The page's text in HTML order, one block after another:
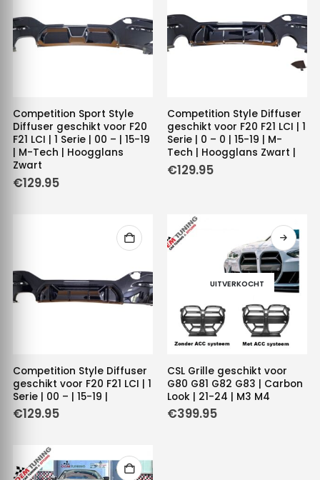
Competition Sport Style
Diffuser geschikt voor F20
F21 LCI | 1 Serie | 00 – | 15-19
| M-Tech | Hoogglans
Zwart
€129.95
Competition Style Diffuser
geschikt voor F20 F21 LCI | 1
Serie | 0 – 0 | 15-19 | M-
Tech | Hoogglans Zwart |
€129.95
Competition Style Diffuser
geschikt voor F20 F21 LCI | 1
Serie | 00 – | 15-19 |
€129.95
UITVERKOCHT
CSL Grille geschikt voor
G80 G81 G82 G83 | Carbon
Look | 21-24 | M3 M4
€399.95